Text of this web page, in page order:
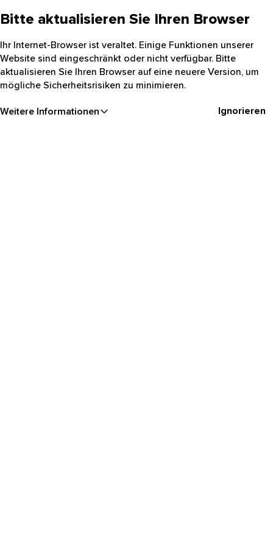
Bitte aktualisieren Sie Ihren Browser
Ihr Internet-Browser ist veraltet. Einige Funktionen unserer
Website sind eingeschränkt oder nicht verfügbar. Bitte
aktualisieren Sie Ihren Browser auf eine neuere Version, um
mögliche Sicherheitsrisiken zu minimieren.
Weitere Informationen Ignorieren